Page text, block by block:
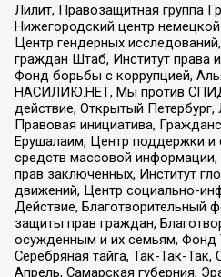
Лилит, Правозащитная группа
Нижегородский центр
Центр гендерных
граждан Штаб, Институт права
Фонд борьбы с коррупцией,
НАСИЛИЮ.НЕТ, Мы против
действие, Открытый Петербург,
Правовая инициатива,
Ерушалаим, Центр поддержки и
средств массовой
прав заключенных, Институт
движений, Центр социально-
Действие, Благотворительный
защиты прав граждан,
осужденным и их семьям, Фонд
Серебряная тайга, Так-Так-
Апрель, Самарская губерния,